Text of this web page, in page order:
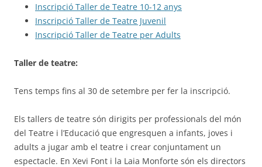
Inscripció Taller de Teatre 10-12 anys
Inscripció Taller de Teatre Juvenil
Inscripció Taller de Teatre per Adults
Taller de teatre:
Tens temps fins al 30 de setembre per fer la inscripció.
Els tallers de teatre són dirigits per professionals del món
del Teatre i l’Educació que engresquen a infants, joves i
adults a jugar amb el teatre i crear conjuntament un
espectacle. En Xevi Font i la Laia Monforte són els directors